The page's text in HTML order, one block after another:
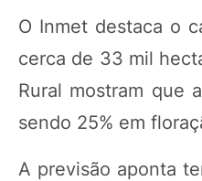
O Inmet destaca o
cerca de 33 mil
Rural mostram que
sendo 25% em
A previsão aponta